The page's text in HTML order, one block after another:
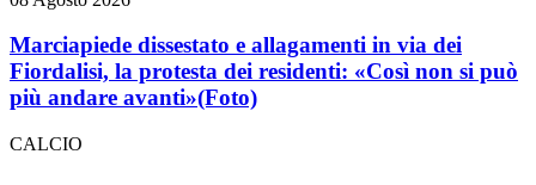
Marciapiede dissestato e allagamenti in via dei
Fiordalisi, la protesta dei residenti: «Così non si può
più andare avanti»(Foto)
CALCIO